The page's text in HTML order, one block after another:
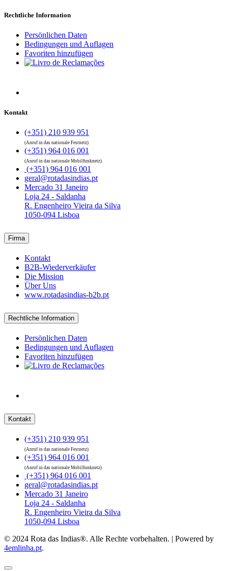
Rechtliche Information
Persönlichen Daten
Bedingungen und Auflagen
Favoriten hinzufügen
Kontakt
(+351) 210 939 951
(Anruf in das nationale Festnetz)
(+351) 964 016 001
(Anruf in das nationale Mobilfunknetz)
(+351) 964 016 001
geral@rotadasindias.pt
Mercado 31 Janeiro
Loja 24 - Saldanha
R. Engenheiro Vieira da Silva
1050-094 Lisboa
Firma
Kontakt
B2B-Wiederverkäufer
Die Mission
Über Uns
www.rotadasindias-b2b.pt
Rechtliche Information
Persönlichen Daten
Bedingungen und Auflagen
Favoriten hinzufügen
Kontakt
(+351) 210 939 951
(Anruf in das nationale Festnetz)
(+351) 964 016 001
(Anruf in das nationale Mobilfunknetz)
(+351) 964 016 001
geral@rotadasindias.pt
Mercado 31 Janeiro
Loja 24 - Saldanha
R. Engenheiro Vieira da Silva
1050-094 Lisboa
© 2024 Rota das Indias®. Alle Rechte vorbehalten. | Powered by
4emlinha.pt.